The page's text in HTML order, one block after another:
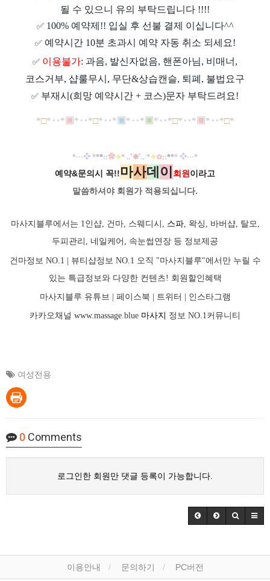
될 수 있으니 유의 부탁드립니다 !!!!
✅ 100% 예약제!! 입실 후 선불 결제 이십니다^^
✅ 예약시간 10분 초과시 예약 자동 취소 되세요!
✅ 이용불가: 과음, 발신자없음, 핸폰아님, 비매너,
코스거부, 샵룰무시, 무단&상습캔슬, 퇴폐, 불법요구
✅ 부재시(희망 예약시간 + 코스)문자 부탁드려요!
*□* ‥* ▣* ‥*□* ‥* ▣* ‥* ▣* ‥*□* ‥* ▣* ‥*□*
*···❖ ***::✿✧* ..˚❊˚.. *✧✿::*** ❖···*
예약&문의시 꼭!!마사데 이 회원이라고
말씀하셔야 회원가 적용되십니다.
마사지블루에서는 1인샵, 건마, 스웨디시, 스파, 왁싱, 바버샵, 탈모,
두피관리, 네일케어, 속눈썹연장 등 정보제공
건마정보 NO.1 | 뷰티샵정보 NO.1 오직 "마사지블루"에서만 누릴 수
있는 특급정보와 다양한 컨텐츠! 회원할인혜택
마사지블루 유튜브 | 페이스북 | 트위터 | 인스타그램
카카오채널 www.massage.blue 마사지 정보 NO.1커뮤니티
여성전용
0 Comments
로그인한 회원만 댓글 등록이 가능합니다.
이용안내 문의하기 PC버전